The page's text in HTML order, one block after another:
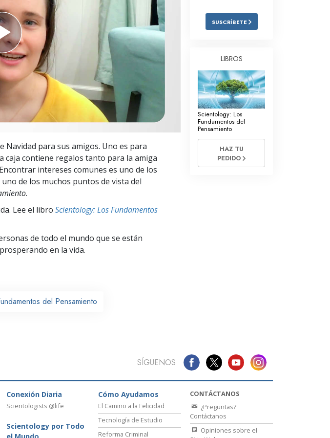
Respuestas a las Drogas
Los Niños
Herramientas para el Entorno Laboral
La Causa de la Supresión
Investigaciones
Los Fundamentos de la Organización
Los Fundamentos de las Relaciones
Públicas
Navidad para sus amigos. Uno es para
caja contiene regalos tanto para la amiga
intereses comunes es uno de los
de los muchos puntos de vista del
.
Lee el libro Scientology: Los Fundamentos
de todo el mundo que se están
en la vida.
del Pensamiento
SUSCRÍBETE
LIBROS
Scientology: Los
Fundamentos del
Pensamiento
HAZ TU
PEDIDO
SÍGUENOS
Conexión Diaria
Scientologists @life
Scientology por Todo
Cómo Ayudamos
El Camino a la Felicidad
Tecnología de Estudio
Reforma Criminal
CONTÁCTANOS
¿Preguntas?
Contáctanos
Opiniones sobre el